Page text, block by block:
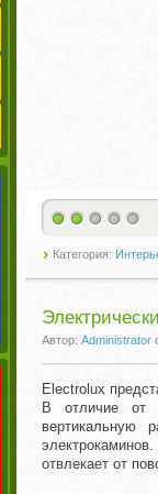
Категория:
Автор: Administrator
Electrolux
В отличие от
вертикальную
отвлекает от